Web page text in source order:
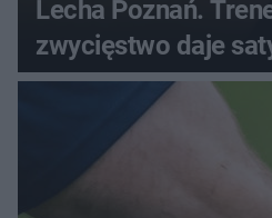
Lecha Poznań.
zwycięstwo daje